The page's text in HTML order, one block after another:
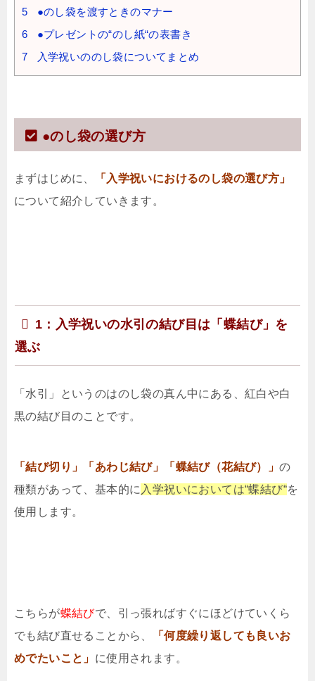
5 ●のし袋を渡すときのマナー
6 ●プレゼントの“のし紙“の表書き
7 入学祝いののし袋についてまとめ
●のし袋の選び方
まずはじめに、
「入学祝いにおけるのし袋の選び方」
について紹介していきます。
1：入学祝いの水引の結び目は「蝶結び」を
選ぶ
「水引」というのはのし袋の真ん中にある、紅白や白
黒の結び目のことです。
「結び切り」「あわじ結び」 「蝶結び（花結び）」の
種類があって、基本的に 入学祝いにおいては“蝶結び“を
使用します。
こちらが蝶結びで、引っ張ればすぐにほどけていくら
でも結び直せることから、
「何度繰り返しても良いお
めでたいこと」 に使用されます。